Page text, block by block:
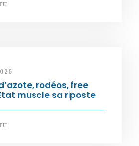
rodéos, free
muscle sa riposte